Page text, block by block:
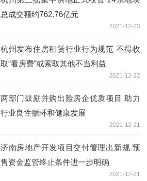
总成交额约762.76亿元
2021-12-23
杭州发布住房租赁行业行为规范 不得收
取“看房费”或索取其他不当利益
2021-12-22
两部门鼓励并购出险房企优质项目 助力
行业良性循环和健康发展
2021-12-21
济南房地产开发项目交付管理出新规 预
售资金监管终止条件进一步明确
2021-12-21